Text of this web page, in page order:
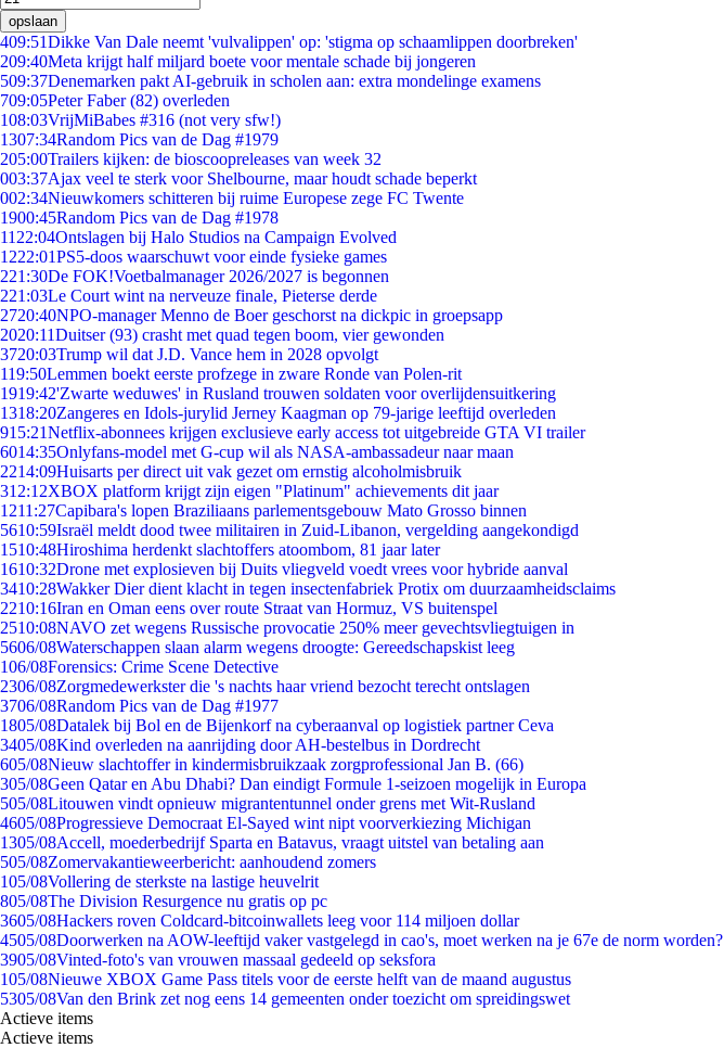
opslaan
409:51Dikke Van Dale neemt 'vulvalippen' op: 'stigma op schaamlippen doorbreken'
209:40Meta krijgt half miljard boete voor mentale schade bij jongeren
509:37Denemarken pakt AI-gebruik in scholen aan: extra mondelinge examens
709:05Peter Faber (82) overleden
108:03VrijMiBabes #316 (not very sfw!)
1307:34Random Pics van de Dag #1979
205:00Trailers kijken: de bioscoopreleases van week 32
003:37Ajax veel te sterk voor Shelbourne, maar houdt schade beperkt
002:34Nieuwkomers schitteren bij ruime Europese zege FC Twente
1900:45Random Pics van de Dag #1978
11 22:04Ontslagen bij Halo Studios na Campaign Evolved
1222:01PS5-doos waarschuwt voor einde fysieke games
221:30De FOK!Voetbalmanager 2026/2027 is begonnen
221:03Le Court wint na nerveuze finale, Pieterse derde
2720:40NPO-manager Menno de Boer geschorst na dickpic in groepsapp
2020:11Duitser (93) crasht met quad tegen boom, vier gewonden
3720:03Trump wil dat J.D. Vance hem in 2028 opvolgt
119:50Lemmen boekt eerste profzege in zware Ronde van Polen-rit
1919:42'Zwarte weduwes' in Rusland trouwen soldaten voor overlijdensuitkering
1318:20Zangeres en Idols-jurylid Jerney Kaagman op 79-jarige leeftijd overleden
915:21Netflix-abonnees krijgen exclusieve early access tot uitgebreide GTA VI trailer
6014:35Onlyfans-model met G-cup wil als NASA-ambassadeur naar maan
2214:09Huisarts per direct uit vak gezet om ernstig alcoholmisbruik
312:12XBOX platform krijgt zijn eigen "Platinum" achievements dit jaar
1211:27Capibara's lopen Braziliaans parlementsgebouw Mato Grosso binnen
5610:59Israël meldt dood twee militairen in Zuid-Libanon, vergelding aangekondigd
1510:48Hiroshima herdenkt slachtoffers atoombom, 81 jaar later
1610:32Drone met explosieven bij Duits vliegveld voedt vrees voor hybride aanval
3410:28Wakker Dier dient klacht in tegen insectenfabriek Protix om duurzaamheidsclaims
2210:16Iran en Oman eens over route Straat van Hormuz, VS buitenspel
2510:08NAVO zet wegens Russische provocatie 250% meer gevechtsvliegtuigen in
5606/08Waterschappen slaan alarm wegens droogte: Gereedschapskist leeg
106/08Forensics: Crime Scene Detective
2306/08Zorgmedewerkster die 's nachts haar vriend bezocht terecht ontslagen
3706/08Random Pics van de Dag #1977
1805/08Datalek bij Bol en de Bijenkorf na cyberaanval op logistiek partner Ceva
3405/08Kind overleden na aanrijding door AH-bestelbus in Dordrecht
605/08Nieuw slachtoffer in kindermisbruikzaak zorgprofessional Jan B. (66)
305/08Geen Qatar en Abu Dhabi? Dan eindigt Formule 1-seizoen mogelijk in Europa
505/08Litouwen vindt opnieuw migrantentunnel onder grens met Wit-Rusland
4605/08Progressieve Democraat El-Sayed wint nipt voorverkiezing Michigan
1305/08Accell, moederbedrijf Sparta en Batavus, vraagt uitstel van betaling aan
505/08Zomervakantieweerbericht: aanhoudend zomers
105/08Vollering de sterkste na lastige heuvelrit
805/08The Division Resurgence nu gratis op pc
3605/08Hackers roven Coldcard-bitcoinwallets leeg voor 114 miljoen dollar
4505/08Doorwerken na AOW-leeftijd vaker vastgelegd in cao's, moet werken na je 67e de norm worden?
3905/08Vinted-foto's van vrouwen massaal gedeeld op seksfora
105/08Nieuwe XBOX Game Pass titels voor de eerste helft van de maand augustus
5305/08Van den Brink zet nog eens 14 gemeenten onder toezicht om spreidingswet
Actieve items
Actieve items